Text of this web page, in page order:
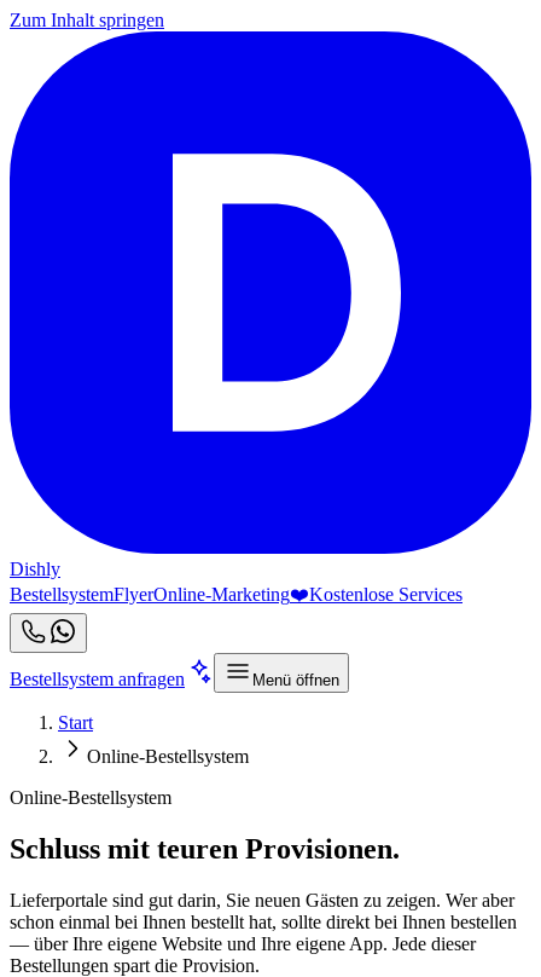
Zum Inhalt springen
Dishly
BestellsystemFlyerOnline-Marketing❤️Kostenlose Services
Bestellsystem anfragen Menü öffnen
Start
Online-Bestellsystem
Online-Bestellsystem
Schluss mit teuren Provisionen.
Lieferportale sind gut darin, Sie neuen Gästen zu zeigen. Wer aber
schon einmal bei Ihnen bestellt hat, sollte direkt bei Ihnen bestellen
— über Ihre eigene Website und Ihre eigene App. Jede dieser
Bestellungen spart die Provision.